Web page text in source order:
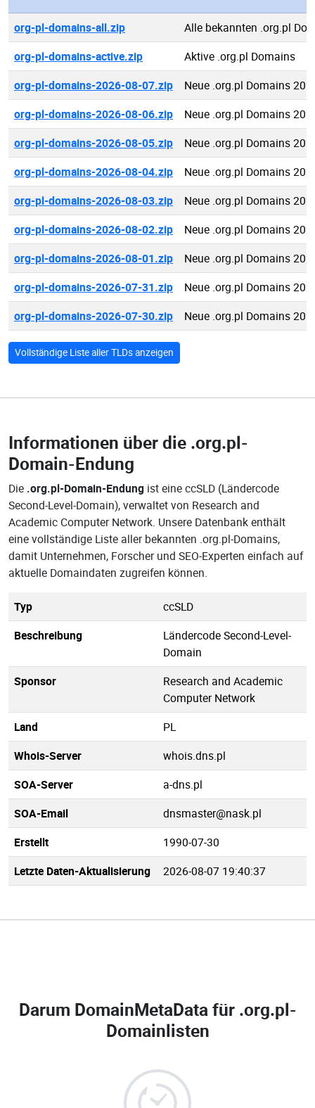
org-pl-domains-all.zip
Alle bekannten .org.pl
org-pl-domains-active.zip
Aktive .org.pl Domains
org-pl-domains-2026-08-07.zip
Neue .org.pl Domains
org-pl-domains-2026-08-06.zip
Neue .org.pl Domains
org-pl-domains-2026-08-05.zip
Neue .org.pl Domains
org-pl-domains-2026-08-04.zip
Neue .org.pl Domains
org-pl-domains-2026-08-03.zip
Neue .org.pl Domains
org-pl-domains-2026-08-02.zip
Neue .org.pl Domains
org-pl-domains-2026-08-01.zip
Neue .org.pl Domains
org-pl-domains-2026-07-31.zip
Neue .org.pl Domains
org-pl-domains-2026-07-30.zip
Neue .org.pl Domains
Vollständige Liste aller TLDs anzeigen
Informationen über die .org.pl-
Domain-Endung
Die .org.pl-Domain-Endung ist eine ccSLD (Ländercode
Second-Level-Domain), verwaltet von Research and
Academic Computer Network. Unsere Datenbank enthält
eine vollständige Liste aller bekannten .org.pl-Domains,
damit Unternehmen, Forscher und SEO-Experten einfach auf
aktuelle Domaindaten zugreifen können.
Typ
ccSLD
Beschreibung
Ländercode Second-Level-
Domain
Sponsor
Research and Academic
Computer Network
Land
PL
Whois-Server
whois.dns.pl
SOA-Server
a-dns.pl
SOA-Email
dnsmaster@nask.pl
Erstellt
1990-07-30
Letzte Daten-Aktualisierung
2026-08-07 19:40:37
Darum DomainMetaData für .org.pl-
Domainlisten